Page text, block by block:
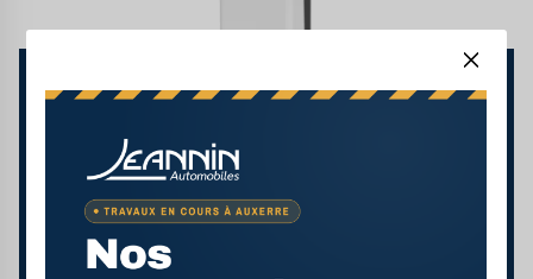
STATION DE RECHARGE 11KW AC -
€4.870,00 - €5.150,00 TTC